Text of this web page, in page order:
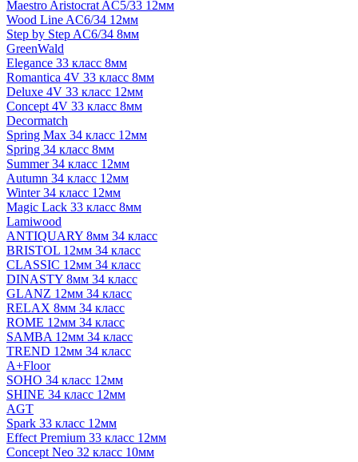
Maestro Aristocrat AC5/33 12мм
Wood Line AC6/34 12мм
Step by Step AC6/34 8мм
GreenWald
Elegance 33 класс 8мм
Romantica 4V 33 класс 8мм
Deluxe 4V 33 класс 12мм
Concept 4V 33 класс 8мм
Decormatch
Spring Max 34 класс 12мм
Spring 34 класс 8мм
Summer 34 класс 12мм
Autumn 34 класс 12мм
Winter 34 класс 12мм
Magic Lack 33 класс 8мм
Lamiwood
ANTIQUARY 8мм 34 класс
BRISTOL 12мм 34 класс
CLASSIC 12мм 34 класс
DINASTY 8мм 34 класс
GLANZ 12мм 34 класс
RELAX 8мм 34 класс
ROME 12мм 34 класс
SAMBA 12мм 34 класс
TREND 12мм 34 класс
A+Floor
SOHO 34 класс 12мм
SHINE 34 класс 12мм
AGT
Spark 33 класс 12мм
Effect Premium 33 класс 12мм
Concept Neo 32 класс 10мм